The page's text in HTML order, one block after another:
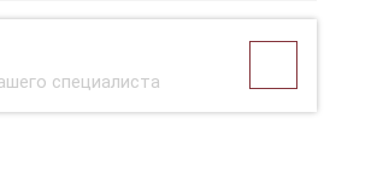
специалиста